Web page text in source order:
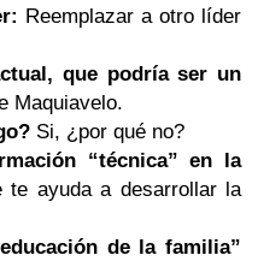
Reemplazar a otro líder
que podría ser un
Maquiavelo.
Si, ¿por qué no?
“técnica” en la
te ayuda a desarrollar la
de la familia”